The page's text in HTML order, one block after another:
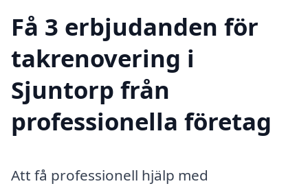
Få 3 erbjudanden för
takrenovering i
Sjuntorp från
professionella företag
Att få professionell hjälp med